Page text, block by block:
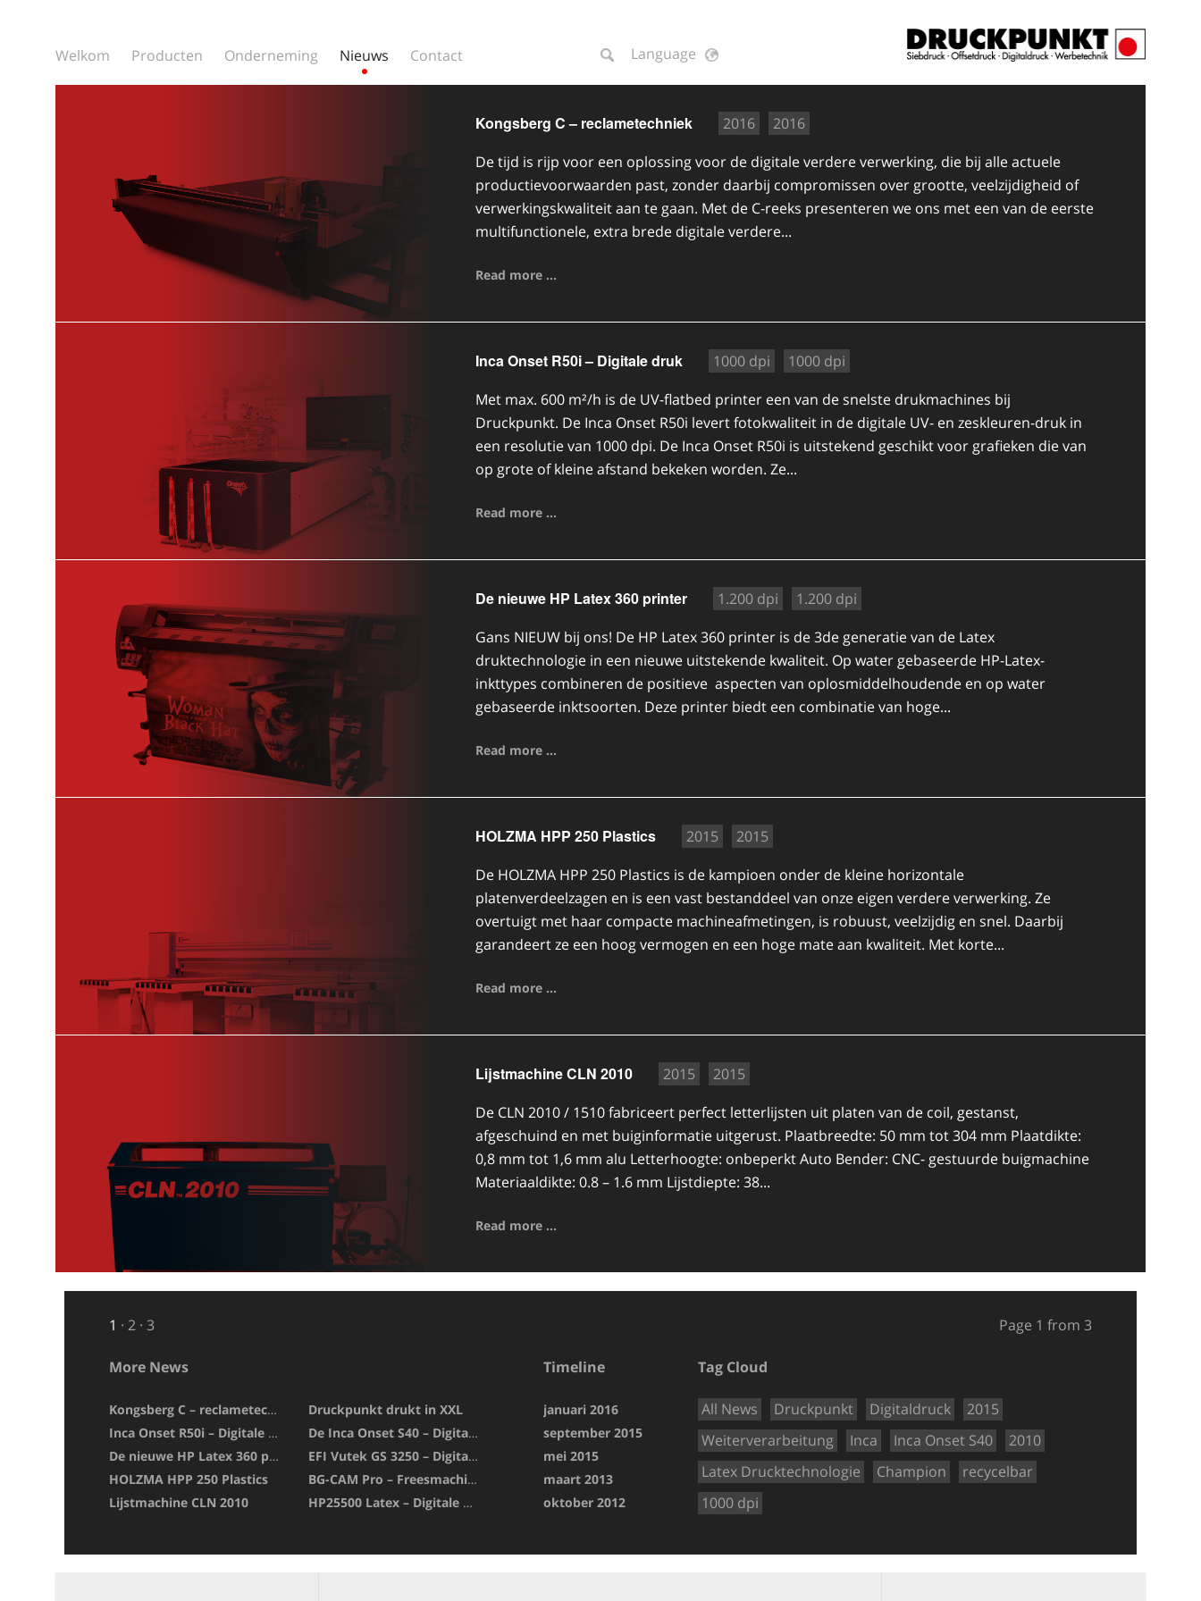
Welkom Producten Onderneming Nieuws Contact Language
Kongsberg C – reclametechniek 2016
2016
De tijd is rijp voor een oplossing voor de digitale verdere verwerking, die bij alle actuele
productievoorwaarden past, zonder daarbij compromissen over grootte, veelzijdigheid of
verwerkingskwaliteit aan te gaan. Met de C-reeks presenteren we ons met een van de eerste
multifunctionele, extra brede digitale verdere...
Read more ...
Inca Onset R50i – Digitale druk 1000 dpi
1000 dpi
Met max. 600 m²/h is de UV-flatbed printer een van de snelste drukmachines bij
Druckpunkt. De Inca Onset R50i levert fotokwaliteit in de digitale UV- en zeskleuren-druk in
een resolutie van 1000 dpi. De Inca Onset R50i is uitstekend geschikt voor grafieken die van
op grote of kleine afstand bekeken worden. Ze...
Read more ...
De nieuwe HP Latex 360 printer 1.200 dpi
1.200 dpi
Gans NIEUW bij ons! De HP Latex 360 printer is de 3de generatie van de Latex
druktechnologie in een nieuwe uitstekende kwaliteit. Op water gebaseerde HP-Latex-
inkttypes combineren de positieve aspecten van oplosmiddelhoudende en op water
gebaseerde inktsoorten. Deze printer biedt een combinatie van hoge...
Read more ...
HOLZMA HPP 250 Plastics 2015
2015
De HOLZMA HPP 250 Plastics is de kampioen onder de kleine horizontale
platenverdeelzagen en is een vast bestanddeel van onze eigen verdere verwerking. Ze
overtuigt met haar compacte machineafmetingen, is robuust, veelzijdig en snel. Daarbij
garandeert ze een hoog vermogen en een hoge mate aan kwaliteit. Met korte...
Read more ...
Lijstmachine CLN 2010 2015
2015
De CLN 2010 / 1510 fabriceert perfect letterlijsten uit platen van de coil, gestanst,
afgeschuind en met buiginformatie uitgerust. Plaatbreedte: 50 mm tot 304 mm Plaatdikte:
0,8 mm tot 1,6 mm alu Letterhoogte: onbeperkt Auto Bender: CNC- gestuurde buigmachine
Materiaaldikte: 0.8 – 1.6 mm Lijstdiepte: 38...
Read more ...
1 2 3 Page 1 from 3
More News
Kongsberg C – reclametechniek
Inca Onset R50i – Digitale druk
De nieuwe HP Latex 360 printer
HOLZMA HPP 250 Plastics
Lijstmachine CLN 2010
Druckpunkt drukt in XXL
De Inca Onset S40 – Digitale druk
EFI Vutek GS 3250 – Digitale druk
BG-CAM Pro – Freesmachine
HP25500 Latex – Digitale druk
Timeline
januari 2016
september 2015
mei 2015
maart 2013
oktober 2012
Tag Cloud
All News Druckpunkt Digitaldruck
2015
Weiterverarbeitung
Inca Inca Onset S40
2010
Latex Drucktechnologie
Champion
recycelbar
1000 dpi